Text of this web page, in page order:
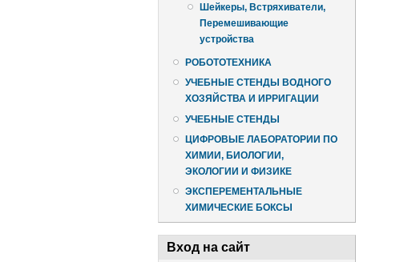
Шейкеры, Встряхиватели,
Перемешивающие
устройства
РОБОТОТЕХНИКА
УЧЕБНЫЕ СТЕНДЫ ВОДНОГО
ХОЗЯЙСТВА И ИРРИГАЦИИ
УЧЕБНЫЕ СТЕНДЫ
ЦИФРОВЫЕ ЛАБОРАТОРИИ ПО
ХИМИИ, БИОЛОГИИ,
ЭКОЛОГИИ И ФИЗИКЕ
ЭКСПЕРЕМЕНТАЛЬНЫЕ
ХИМИЧЕСКИЕ БОКСЫ
Вход на сайт